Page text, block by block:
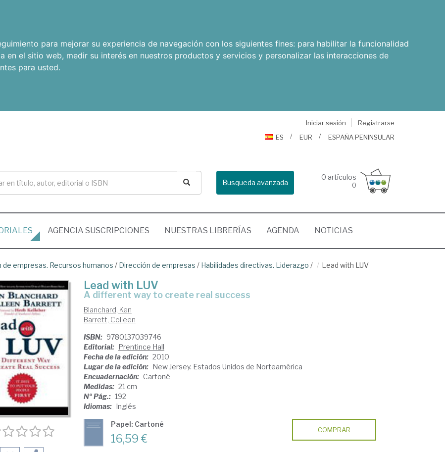
para mejorar su experiencia de navegación con los siguientes fines: para habilitar la funcionalidad
en el sitio web, medir su interés en nuestros productos y servicios y personalizar las interacciones de
para usted.
Iniciar sesión
Registrarse
ES
EUR ESPAÑA PENINSULAR
Busqueda avanzada
0 artículos
0
AGENCIA SUSCRIPCIONES NUESTRAS LIBRERÍAS AGENDA NOTICIAS
de empresas. Recursos humanos / Dirección de empresas / Habilidades directivas. Liderazgo / Lead with LUV
Lead with LUV
a different way to create real success
Blanchard, Ken
Barrett, Colleen
ISBN: 9780137039746
Editorial: Prentince Hall
Fecha de la edición: 2010
Lugar de la edición: New Jersey. Estados Unidos de Norteamérica
Encuadernación: Cartoné
Medidas: 21 cm
Nº Pág.: 192
Idiomas: Inglés
Papel: Cartoné
16,59 €
COMPRAR